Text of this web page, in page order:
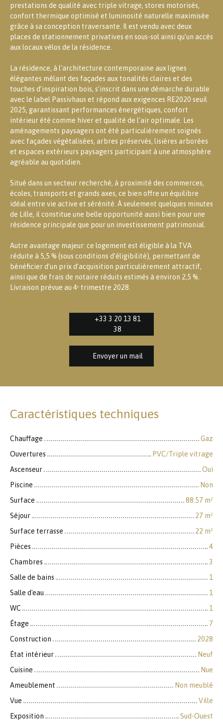
prestations de qualité avec triple vitrage, stores motorisés,
confort thermique optimisé et luminosité naturelle maximisée
grâce à sa conception traversante. Il est vendu avec deux
places de stationnement privatives en sous-sol ainsi qu’un accès
aux locaux vélos de la résidence.
La résidence, à l’architecture contemporaine aux lignes
élégantes mêlant des façades aux tonalités claires et des
touches d’inspiration bois, s’inscrit dans une démarche durable
avec le label Passivhaus et répond aux exigences RE2020 seuil
2025, garantissant performances énergétiques, confort
intérieur été comme hiver et qualité de l’air optimale. Les
aménagements paysagers ont été particulièrement soignés
avec façades végétalisées, arbres préservés, lisières arborées
et espaces extérieurs paysagers participant à une atmosphère
agréable au quotidien.
Situé dans un secteur recherché, à proximité des commerces,
écoles, transports et grands axes, ce bien offre un équilibre
idéal entre vie active et sérénité. À seulement quelques minutes
de Lille, il constitue une belle opportunité aussi bien pour une
résidence principale que pour un investissement patrimonial.
Autre avantage majeur: ce logement est éligible à la TVA
réduite à 5,5 % (sous conditions d’éligibilité), permettant de
bénéficier d’un prix d’acquisition particulièrement attractif,
ainsi que de frais de notaire réduits estimés à environ 2,5 %.
Livraison prévue au 4ᵉ trimestre 2028.
+33 3 20 13 81
38
Envoyer un mail
Caractéristiques techniques
Chauffage
Gaz
Ouvertures
PVC/Triple vitrage
Ascenseur
Oui
Piscine
Non
Surface
88.57 m²
Séjour
27 m²
Surface terrasse
22 m²
Pièces
4
Chambres
3
Salle de bains
1
Salle d'eau
1
WC
1
Étage
7
Construction
2028
État intérieur
Neuf
Cuisine
Nue
Ameublement
Non meublé
Vue
Ville
Exposition
Sud-Ouest